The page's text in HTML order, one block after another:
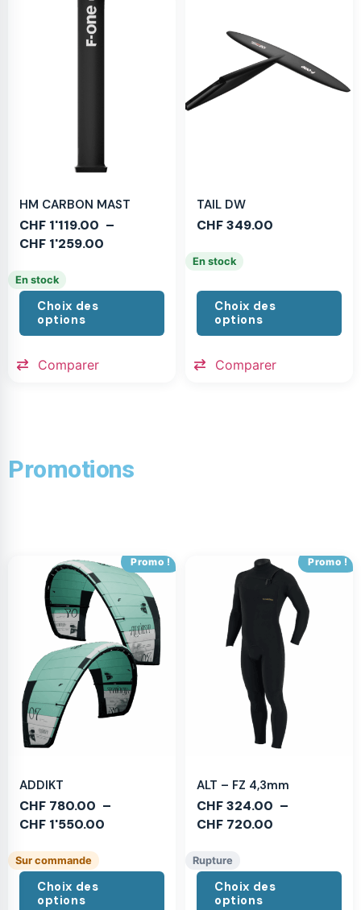
HM CARBON MAST
CHF 1'119.00 –
CHF 1'259.00
En stock
Choix des
options
Comparer
TAIL DW
CHF349.00
En stock
Choix des
options
Comparer
Promotions
Promo !
ADDIKT
CHF 780.00 –
CHF 1'550.00
Sur commande
Choix des
options
Promo !
ALT – FZ 4,3mm
CHF324.00 –
CHF 720.00
Rupture
Choix des
options